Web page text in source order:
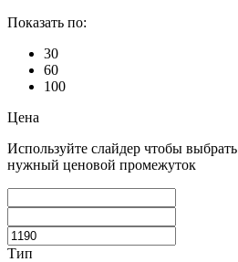
Показать по:
30
60
100
Цена
Используйте слайдер чтобы выбрать
нужный ценовой промежуток
Тип